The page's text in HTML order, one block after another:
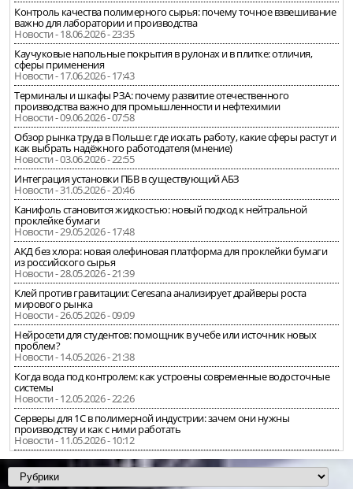
Контроль качества полимерного сырья: почему точное взвешивание
важно для лаборатории и производства
Новости - 18.06.2026 - 23:35
Каучуковые напольные покрытия в рулонах и в плитке: отличия,
сферы применения
Новости - 17.06.2026 - 17:43
Терминалы и шкафы РЗА: почему развитие отечественного
производства важно для промышленности и нефтехимии
Новости - 09.06.2026 - 07:58
Обзор рынка труда в Польше: где искать работу, какие сферы растут и
как выбрать надёжного работодателя (мнение)
Новости - 03.06.2026 - 22:55
Интеграция установки ПБВ в существующий АБЗ
Новости - 31.05.2026 - 20:46
Канифоль становится жидкостью: новый подход к нейтральной
проклейке бумаги
Новости - 29.05.2026 - 17:48
АКД без хлора: новая олефиновая платформа для проклейки бумаги
из российского сырья
Новости - 28.05.2026 - 21:39
Клей против гравитации: Ceresana анализирует драйверы роста
мирового рынка
Новости - 26.05.2026 - 09:09
Нейросети для студентов: помощник в учебе или источник новых
проблем?
Новости - 14.05.2026 - 21:38
Когда вода под контролем: как устроены современные водосточные
системы
Новости - 12.05.2026 - 22:26
Серверы для 1С в полимерной индустрии: зачем они нужны
производству и как с ними работать
Новости - 11.05.2026 - 10:12